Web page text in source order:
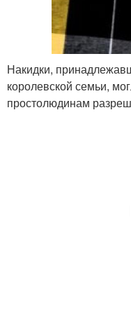
Накидки,
королевской семьи,
простолюдинам